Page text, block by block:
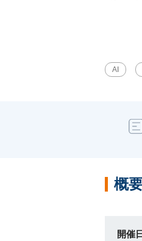
AI
概
開催